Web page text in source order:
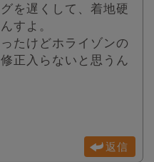
を遅くして、着地硬
すよ。
たけどホライゾンの
正入らないと思うん
返信